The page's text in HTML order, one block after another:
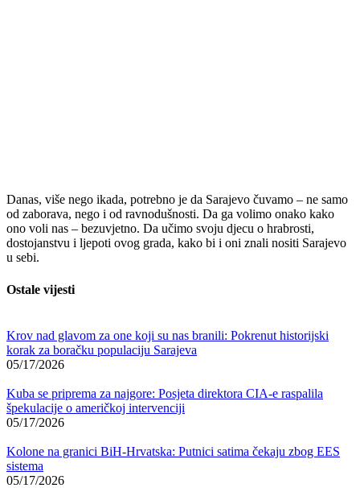
Danas, više nego ikada, potrebno je da Sarajevo čuvamo – ne samo
od zaborava, nego i od ravnodušnosti. Da ga volimo onako kako
ono voli nas – bezuvjetno. Da učimo svoju djecu o hrabrosti,
dostojanstvu i ljepoti ovog grada, kako bi i oni znali nositi Sarajevo
u sebi.
Ostale vijesti
Krov nad glavom za one koji su nas branili: Pokrenut historijski
korak za boračku populaciju Sarajeva
05/17/2026
Kuba se priprema za najgore: Posjeta direktora CIA-e raspalila
špekulacije o američkoj intervenciji
05/17/2026
Kolone na granici BiH-Hrvatska: Putnici satima čekaju zbog EES
sistema
05/17/2026